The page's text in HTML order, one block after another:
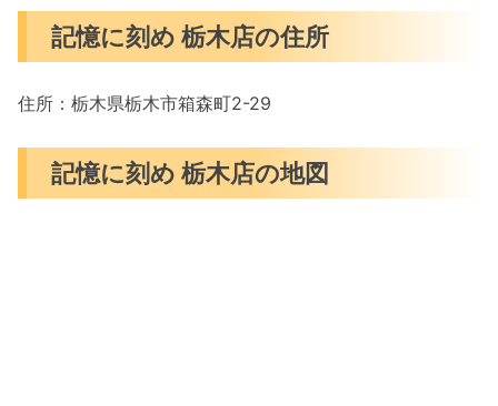
記憶に刻め 栃木店の住所
住所：栃木県栃木市箱森町2-29
記憶に刻め 栃木店の地図